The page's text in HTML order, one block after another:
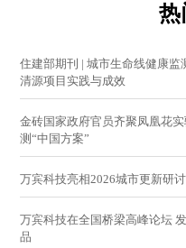
热
住建部期刊 | 城市生命线健康
清源项目实践与成效
金砖国家政府官员齐聚凤凰花
测“中国方案”
万宾科技亮相2026城市更新研
万宾科技在全国桥梁高峰论坛
品